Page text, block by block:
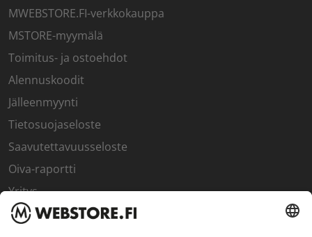
MWEBSTORE.FI-verkkokauppa
MSTORE-myymälä
Toimitus- ja ostoehdot
Alennuskoodit
Jälleenmyynti
Tietosuojaseloste
Saavutettavuusseloste
Oiva-raportti
Yritys
SISÄPIIRI